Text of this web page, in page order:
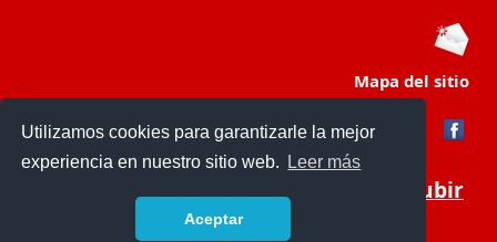
Utilizamos cookies para garantizarle la mejor
experiencia en nuestro sitio web.
Leer más
Aceptar
Mapa del sitio
Subir